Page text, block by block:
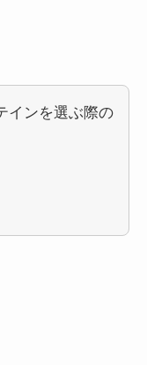
インを選ぶ際の